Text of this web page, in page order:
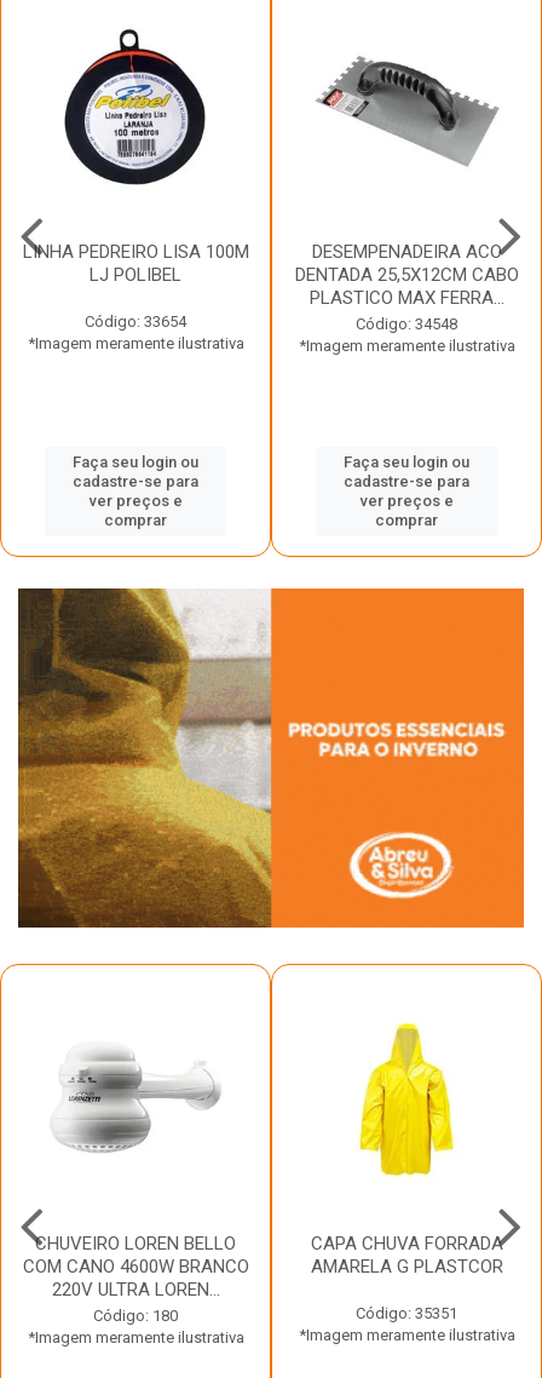
LINHA PEDREIRO LISA 100M
LJ POLIBEL
Código: 33654
*Imagem meramente ilustrativa
Faça seu login ou
cadastre-se para
ver preços e
comprar
DESEMPENADEIRA ACO
DENTADA 25,5X12CM CABO
PLASTICO MAX FERRA...
Código: 34548
*Imagem meramente ilustrativa
Faça seu login ou
cadastre-se para
ver preços e
comprar
CHUVEIRO LOREN BELLO
COM CANO 4600W BRANCO
220V ULTRA LOREN...
Código: 180
*Imagem meramente ilustrativa
CAPA CHUVA FORRADA
AMARELA G PLASTCOR
Código: 35351
*Imagem meramente ilustrativa